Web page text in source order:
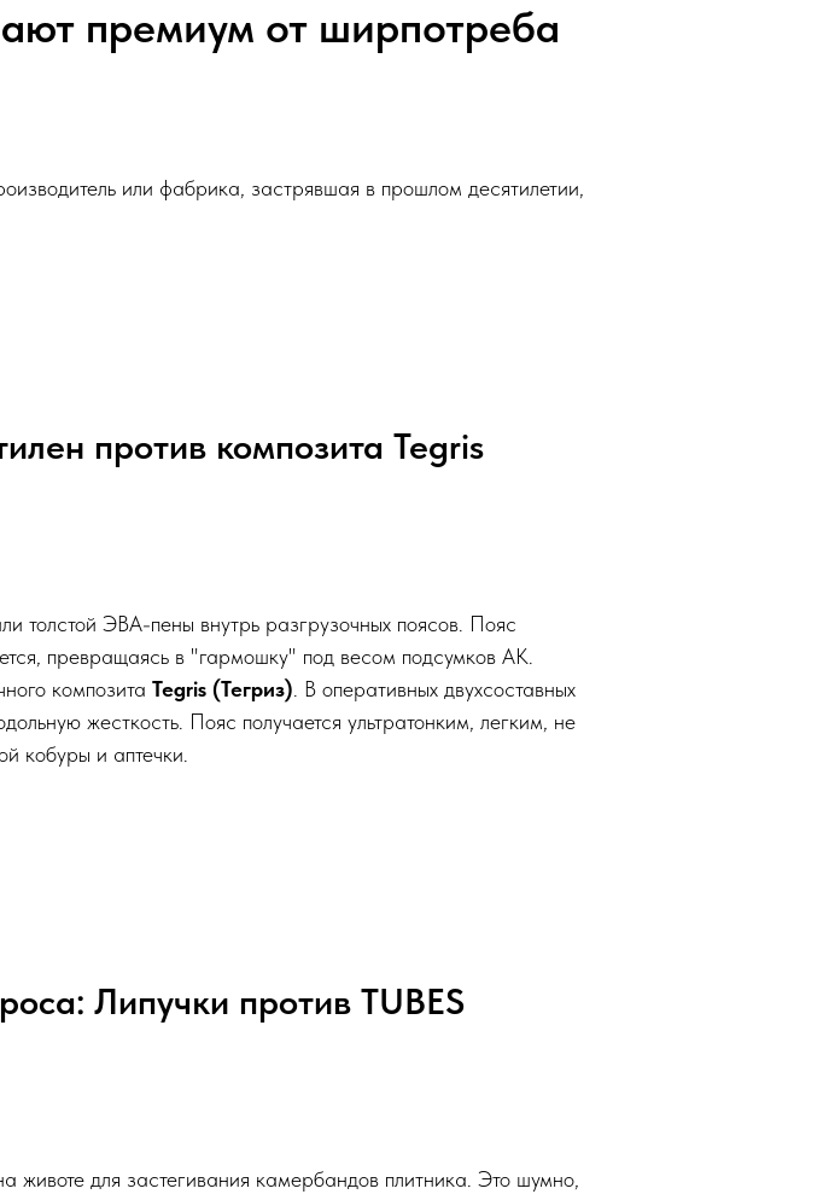
премиум от ширпотреба
или фабрика, застрявшая в прошлом десятилетии,
против композита Tegris
толстой ЭВА-пены внутрь разгрузочных поясов. Пояс
превращаясь в "гармошку" под весом подсумков АК.
композита Tegris (Тегриз) . В оперативных двухсоставных
жесткость. Пояс получается ультратонким, легким, не
кобуры и аптечки.
Липучки против TUBES
животе для застегивания камербандов плитника. Это шумно,